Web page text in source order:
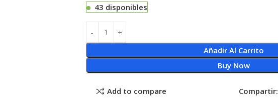
43 disponibles
Añadir Al Carrito
Buy Now
Add to compare Compartir: